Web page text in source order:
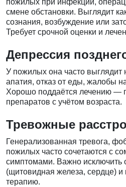
пожилых при инфекции,
смене обстановки. Выглядит
сознания, возбуждение или
Требует срочной оценки и
Депрессия
У пожилых она часто выглядит
апатия, отказ от еды, жалобы
Хорошо поддаётся лечению —
препаратов с учётом возраста.
Тревожные
Генерализованная тревога,
пожилых часто сочетаются с
симптомами. Важно исключить
(щитовидная железа, сердце) и
терапию.